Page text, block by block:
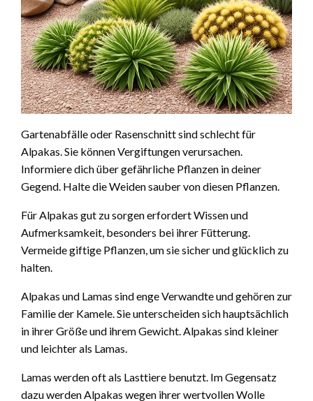
Gartenabfälle oder Rasenschnitt sind schlecht für
Alpakas. Sie können Vergiftungen verursachen.
Informiere dich über gefährliche Pflanzen in deiner
Gegend. Halte die Weiden sauber von diesen Pflanzen.
Für Alpakas gut zu sorgen erfordert Wissen und
Aufmerksamkeit, besonders bei ihrer Fütterung.
Vermeide giftige Pflanzen, um sie sicher und glücklich zu
halten.
Alpakas und Lamas sind enge Verwandte und gehören zur
Familie der Kamele. Sie unterscheiden sich hauptsächlich
in ihrer Größe und ihrem Gewicht. Alpakas sind kleiner
und leichter als Lamas.
Lamas werden oft als Lasttiere benutzt. Im Gegensatz
dazu werden Alpakas wegen ihrer wertvollen Wolle